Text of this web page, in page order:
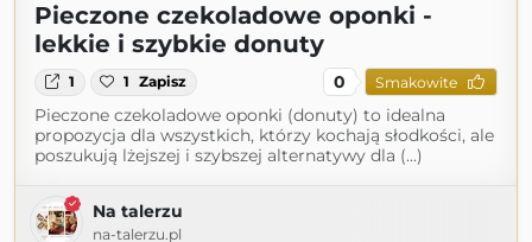
Pieczone czekoladowe oponki -
lekkie i szybkie donuty
1 1 Zapisz 0 Smakowite
Pieczone czekoladowe oponki (donuty) to idealna
propozycja dla wszystkich, którzy kochają słodkości, ale
poszukują lżejszej i szybszej alternatywy dla (...)
Na talerzu
na-talerzu.pl